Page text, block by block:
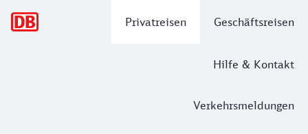
Privatreisen Geschäftsreisen
Hilfe & Kontakt
Verkehrsmeldungen